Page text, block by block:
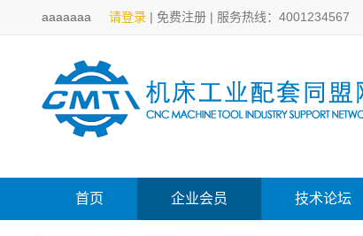
aaaaaaa 请登录 | 免费注册 | 服务热线：4001234567
首页 企业会员 技术论坛